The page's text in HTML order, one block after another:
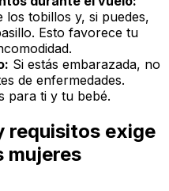
los tobillos y, si puedes,
Esto favorece tu
Si estás embarazada, no
de enfermedades.
para ti y tu bebé.
requisitos exige
mujeres